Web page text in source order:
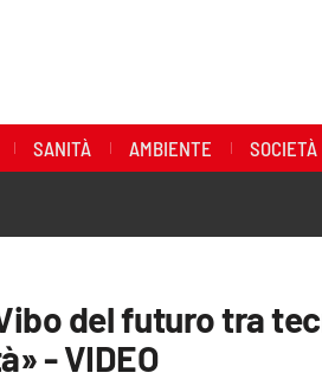
SANITÀ AMBIENTE SOCIETÀ
del futuro tra
- VIDEO